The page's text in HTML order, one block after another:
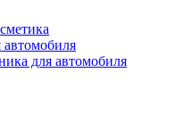
для автомобиля